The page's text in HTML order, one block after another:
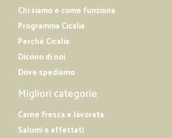
Chi siamo e come funziona
Programma Cicalia
Perché Cicalia
Dicono di noi
Dove spediamo
Migliori categorie
Carne fresca e lavorata
Salumi e affettati